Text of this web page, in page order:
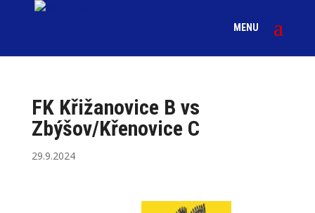
FK Křižanovice B vs
Zbýšov/Křenovice C
29.9.2024